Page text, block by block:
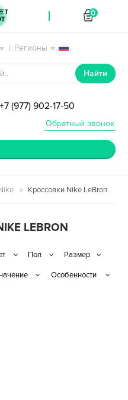
| Регионы
Найти
+7 (977) 902-17-50
Обратный звонок
Кроссовки Nike LeBron
LEBRON
0